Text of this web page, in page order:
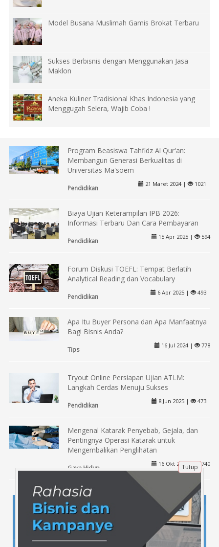
Model Busana Muslimah Gamis Brokat Terbaru
Sukses Berbisnis dengan Menggunakan Jasa
Maklon
Aneka Kuliner Tradisional Khas Indonesia yang
Menggugah Selera, Wajib Coba !
Program Beasiswa Tahfidz Al Qur'an:
Membangun Generasi Berkualitas di
Universitas Ma'soem
Pendidikan
21 Maret 2024 | 1021
Biaya Ujian Keterampilan IPB 2026:
Informasi Terbaru Dan Cara Pembayaran
Pendidikan
15 Apr 2025 | 594
Forum Diskusi TOEFL: Tempat Berlatih
Analytical Reading dan Vocabulary
Pendidikan
6 Apr 2025 | 493
Apa Itu Buyer Persona dan Apa Manfaatnya
Bagi Bisnis Anda?
Tips
16 Jul 2024 | 778
Tryout Online Persiapan Ujian ATLM:
Langkah Cerdas Menuju Sukses
Pendidikan
8 Jun 2025 | 473
Mengenal Katarak Penyebab, Gejala, dan
Pentingnya Operasi Katarak untuk
Mengembalikan Penglihatan
Gaya Hidup
16 Okt 2025 | 740
Tutup